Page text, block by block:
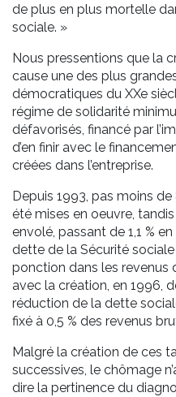
de plus en plus mortelle
sociale. »
Nous pressentions que la
cause une des plus
démocratiques du XXe
régime de solidarité
défavorisés, financé par
d’en finir avec le
créées dans l’entreprise.
Depuis 1993, pas moins
été mises en oeuvre,
envolé, passant de 1,1 %
dette de la Sécurité
ponction dans les revenus
avec la création, en 1996,
réduction de la dette
fixé à 0,5 % des revenus
Malgré la création de ces
successives, le chômage
dire la pertinence du